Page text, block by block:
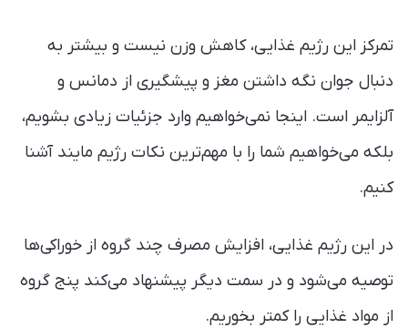
تمرکز این رژیم غذایی، کاهش وزن نیست و بیشتر به
دنبال جوان نگه داشتن مغز و پیشگیری از دمانس و
آلزایمر است. اینجا نمی‌خواهیم وارد جزئیات زیادی بشویم،
بلکه می‌خواهیم شما را با مهم‌ترین نکات رژیم مایند آشنا
کنیم.
در این رژیم غذایی، افزایش مصرف چند گروه از خوراکی‌ها
توصیه می‌شود و در سمت دیگر پیشنهاد می‌کند پنج گروه
از مواد غذایی را کمتر بخوریم.